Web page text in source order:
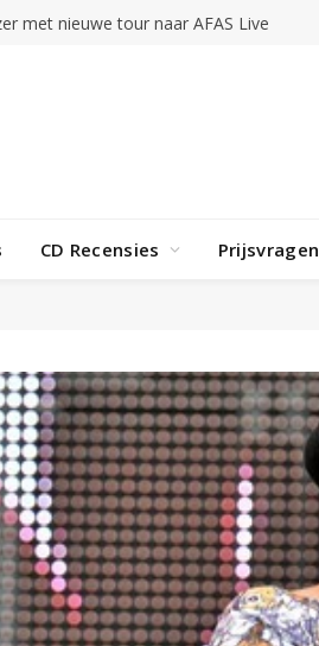
met nieuwe tour naar AFAS Live
CD Recensies Prijsvragen